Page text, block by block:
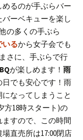
るのが手ぶらバー
ーベキューを楽し
の多くの手ぶら
いるから女子会でも
まさに、手ぶらで行
が楽しめます！ 雨
でも安心です！ 雨
なってしまうこと
方18時スタート)の
すので、この時間
場直売所は17:00閉店